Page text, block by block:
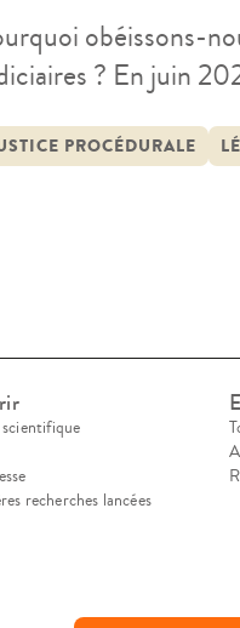
obéissons-
? En juin
à la
PROCÉDURALE
recherches lancées